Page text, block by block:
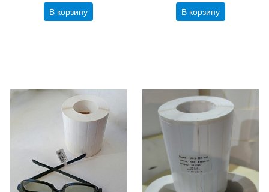
В корзину В корзину